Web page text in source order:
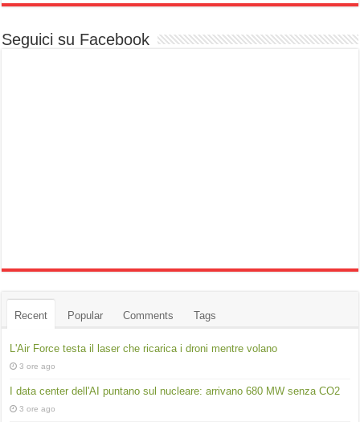
Seguici su Facebook
Recent Popular Comments Tags
L'Air Force testa il laser che ricarica i droni mentre volano
3 ore ago
I data center dell'AI puntano sul nucleare: arrivano 680 MW senza CO2
3 ore ago